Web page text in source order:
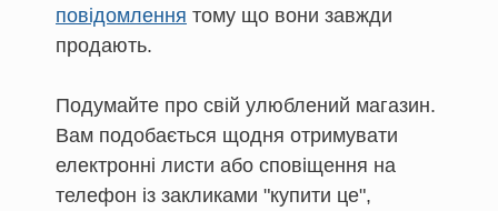
повідомлення тому що вони завжди
продають.
Подумайте про свій улюблений магазин.
Вам подобається щодня отримувати
електронні листи або сповіщення на
телефон із закликами "купити це",